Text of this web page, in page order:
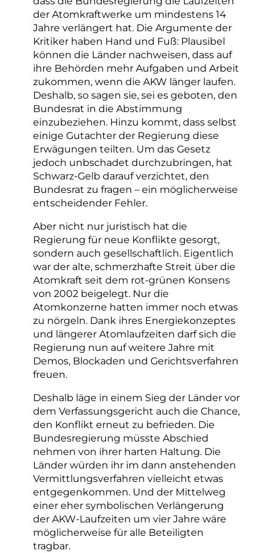
der Atomkraftwerke um mindestens 14
Jahre verlängert hat. Die Argumente der
Kritiker haben Hand und Fuß: Plausibel
können die Länder nachweisen, dass auf
ihre Behörden mehr Aufgaben und Arbeit
zukommen, wenn die AKW länger laufen.
Deshalb, so sagen sie, sei es geboten, den
Bundesrat in die Abstimmung
einzubeziehen. Hinzu kommt, dass selbst
einige Gutachter der Regierung diese
Erwägungen teilten. Um das Gesetz
jedoch unbschadet durchzubringen, hat
Schwarz-Gelb darauf verzichtet, den
Bundesrat zu fragen – ein möglicherweise
entscheidender Fehler.
Aber nicht nur juristisch hat die
Regierung für neue Konflikte gesorgt,
sondern auch gesellschaftlich. Eigentlich
war der alte, schmerzhafte Streit über die
Atomkraft seit dem rot-grünen Konsens
von 2002 beigelegt. Nur die
Atomkonzerne hatten immer noch etwas
zu nörgeln. Dank ihres Energiekonzeptes
und längerer Atomlaufzeiten darf sich die
Regierung nun auf weitere Jahre mit
Demos, Blockaden und Gerichtsverfahren
freuen.
Deshalb läge in einem Sieg der Länder vor
dem Verfassungsgericht auch die Chance,
den Konflikt erneut zu befrieden. Die
Bundesregierung müsste Abschied
nehmen von ihrer harten Haltung. Die
Länder würden ihr im dann anstehenden
Vermittlungsverfahren vielleicht etwas
entgegenkommen. Und der Mittelweg
einer eher symbolischen Verlängerung
der AKW-Laufzeiten um vier Jahre wäre
möglicherweise für alle Beteiligten
tragbar.